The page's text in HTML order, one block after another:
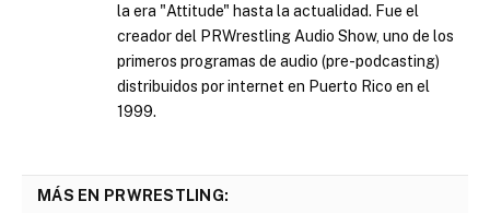
la era "Attitude" hasta la actualidad. Fue el
creador del PRWrestling Audio Show, uno de los
primeros programas de audio (pre-podcasting)
distribuidos por internet en Puerto Rico en el
1999.
MÁS EN PRWRESTLING: